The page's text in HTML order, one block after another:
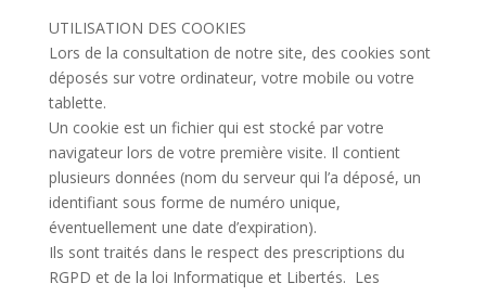
UTILISATION DES COOKIES
Lors de la consultation de notre site, des cookies sont
déposés sur votre ordinateur, votre mobile ou votre
tablette.
Un cookie est un fichier qui est stocké par votre
navigateur lors de votre première visite. Il contient
plusieurs données (nom du serveur qui l’a déposé, un
identifiant sous forme de numéro unique,
éventuellement une date d’expiration).
Ils sont traités dans le respect des prescriptions du
RGPD et de la loi Informatique et Libertés. Les